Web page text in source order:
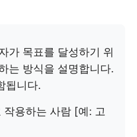
가 목표를 달성하기 위
는 방식을 설명합니다.
됩니다.
작용하는 사람 [예: 고